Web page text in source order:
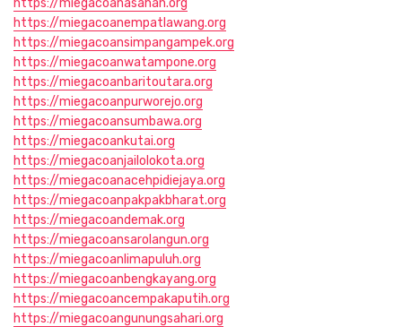
https://miegacoanempatlawang.org
https://miegacoansimpangampek.org
https://miegacoanwatampone.org
https://miegacoanbaritoutara.org
https://miegacoanpurworejo.org
https://miegacoansumbawa.org
https://miegacoankutai.org
https://miegacoanjailolokota.org
https://miegacoanacehpidiejaya.org
https://miegacoanpakpakbharat.org
https://miegacoandemak.org
https://miegacoansarolangun.org
https://miegacoanlimapuluh.org
https://miegacoanbengkayang.org
https://miegacoancempakaputih.org
https://miegacoangunungsahari.org